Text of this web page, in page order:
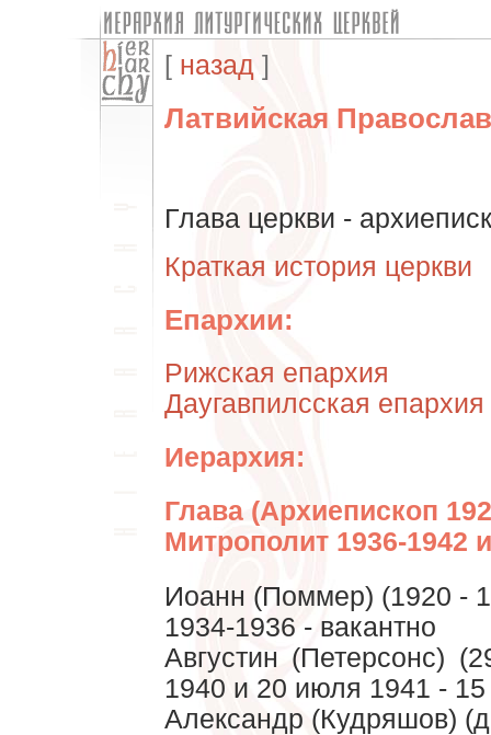
[ назад ]
Латвийская
Глава церкви -
Краткая история церкви
Епархии:
Рижская епархия
Даугавпилсская епархия
Иерархия:
Глава (Архиепископ
Митрополит 1936-1942
Иоанн (Поммер) (1920 -
1934-1936 - вакантно
Августин (Петерсонc)
1940 и 20 июля 1941 -
Александр (Кудряшов)